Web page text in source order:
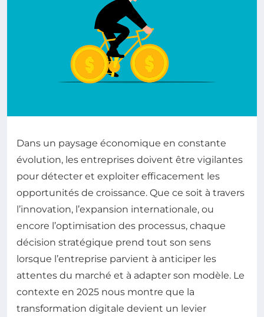
Dans un paysage économique en constante
évolution, les entreprises doivent être vigilantes
pour détecter et exploiter efficacement les
opportunités de croissance. Que ce soit à travers
l’innovation, l’expansion internationale, ou
encore l’optimisation des processus, chaque
décision stratégique prend tout son sens
lorsque l’entreprise parvient à anticiper les
attentes du marché et à adapter son modèle. Le
contexte en 2025 nous montre que la
transformation digitale devient un levier